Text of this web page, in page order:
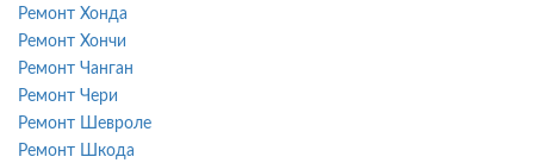
Ремонт Хонда
Ремонт Хончи
Ремонт Чанган
Ремонт Чери
Ремонт Шевроле
Ремонт Шкода